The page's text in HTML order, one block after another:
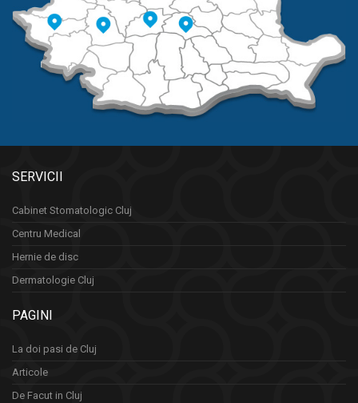
SERVICII
Cabinet Stomatologic Cluj
Centru Medical
Hernie de disc
Dermatologie Cluj
PAGINI
La doi pasi de Cluj
Articole
De Facut in Cluj